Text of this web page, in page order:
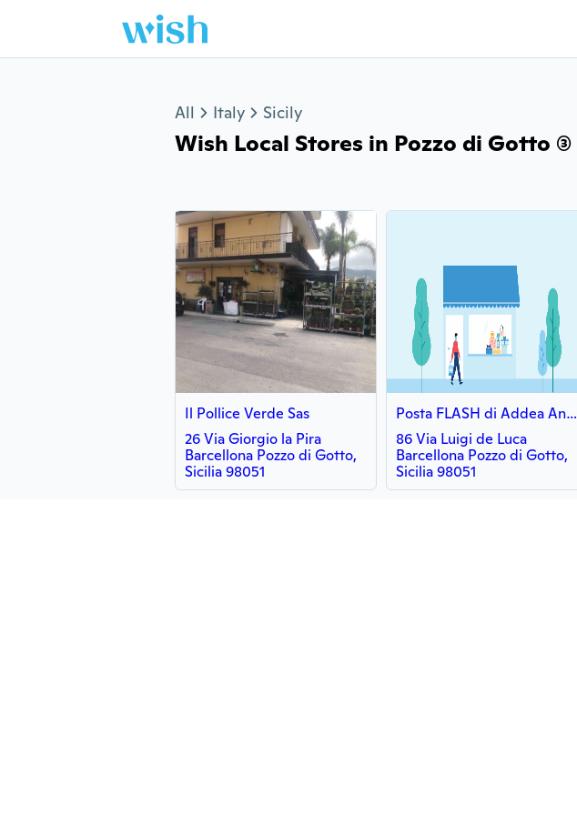
All Italy Sicily
Wish Local Stores in Pozzo di Gotto (3)
Il Pollice Verde Sas
26 Via Giorgio la Pira
Barcellona Pozzo di Gotto,
Sicilia 98051
Posta FLASH di Addea Antonino
86 Via Luigi de Luca
Barcellona Pozzo di Gotto,
Sicilia 98051